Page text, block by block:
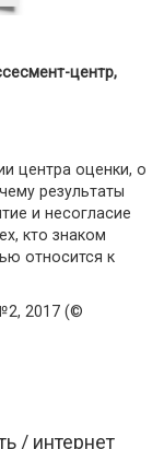
центр,
центра оценки, о
результаты
и несогласие
кто знаком
относится к
2017 (©
/ интернет